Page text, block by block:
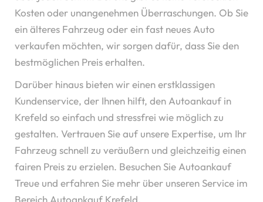
Kosten oder unangenehmen Überraschungen. Ob Sie
ein älteres Fahrzeug oder ein fast neues Auto
verkaufen möchten, wir sorgen dafür, dass Sie den
bestmöglichen Preis erhalten.
Darüber hinaus bieten wir einen erstklassigen
Kundenservice, der Ihnen hilft, den Autoankauf in
Krefeld so einfach und stressfrei wie möglich zu
gestalten. Vertrauen Sie auf unsere Expertise, um Ihr
Fahrzeug schnell zu veräußern und gleichzeitig einen
fairen Preis zu erzielen. Besuchen Sie Autoankauf
Treue und erfahren Sie mehr über unseren Service im
Bereich Autoankauf Krefeld.